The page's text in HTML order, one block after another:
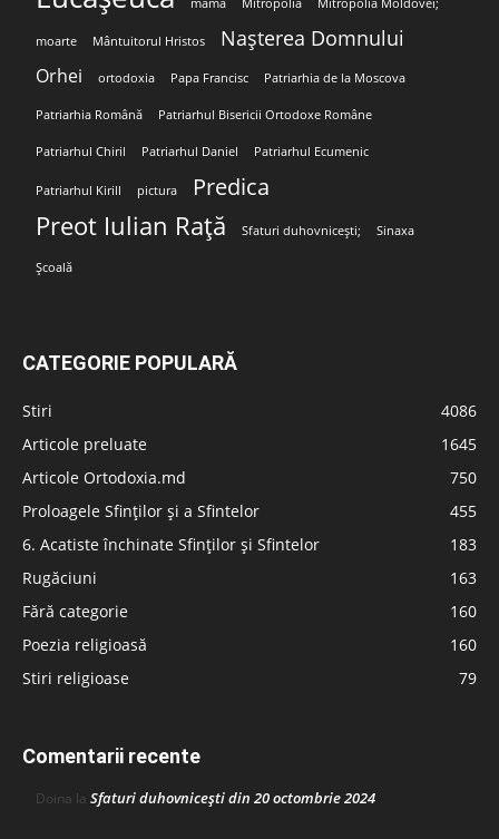
mamă Mitropolia Mitropolia Moldovei;
moarte Mântuitorul Hristos Nașterea Domnului
Orhei ortodoxia Papa Francisc Patriarhia de la Moscova
Patriarhia Română Patriarhul Bisericii Ortodoxe Române
Patriarhul Chiril Patriarhul Daniel Patriarhul Ecumenic
Patriarhul Kirill pictura Predica
Preot Iulian Rață Sfaturi duhovnicești; Sinaxa
Școală
CATEGORIE POPULARĂ
Stiri
4086
Articole preluate
1645
Articole Ortodoxia.md
750
Proloagele Sfinților și a Sfintelor
455
6. Acatiste închinate Sfinților și Sfintelor
183
Rugăciuni
163
Fără categorie
160
Poezia religioasă
160
Stiri religioase
79
Comentarii recente
Doina la Sfaturi duhovnicești din 20 octombrie 2024